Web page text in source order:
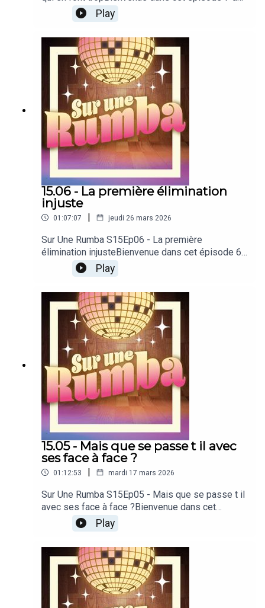
la saison 15 de notre podcast dédié à Danse
avec les stars !Produit par PodcutRejoignez-
émissionsSoutenez-nous en donnant à notre
Patreon
Play
15.06 - La première élimination
injuste
01:07:07 | jeudi 26 mars 2026
Sur Une Rumba S15Ep06 - La première
élimination injusteBienvenue dans cet épisode 6
de la saison 15 de notre podcast dédié à Danse
avec les stars !Produit par PodcutRejoignez-
nous sur notre discordDécouvrez toutes nos
émissionsSoutenez-nous en donnant à notre
Patreon
Play
15.05 - Mais que se passe t il avec
ses face à face ?
01:12:53 | mardi 17 mars 2026
Sur Une Rumba S15Ep05 - Mais que se passe t il
avec ses face à face ?Bienvenue dans cet
épisode 5 de la saison 15 de notre podcast
dédié à Danse avec les stars !DALS est revenu,
on a pris beaucoup de plaisir pour cette
cinquième émission avec la performance de 10
couples, on débriefe tout ça ici. Produit par
PodcutRejoignez-nous sur notre
discordDécouvrez toutes nos
Play